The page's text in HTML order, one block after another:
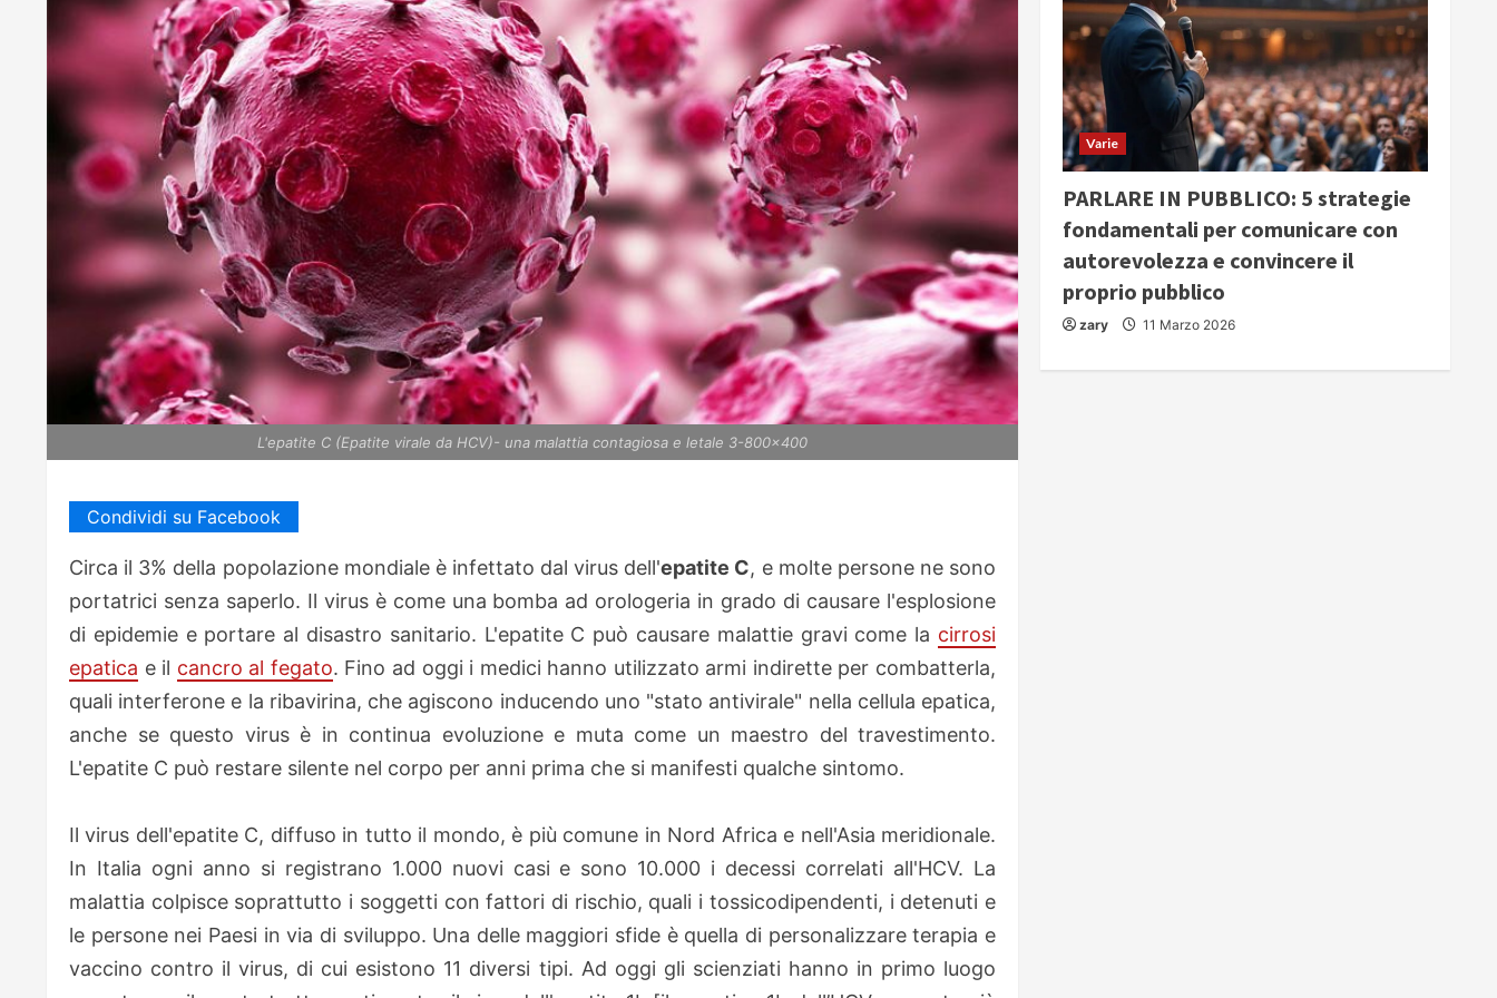
L'epatite C (Epatite virale da HCV)- una malattia contagiosa e letale 3-800x400
Condividi su Facebook
Circa il 3% della popolazione mondiale è infettato dal virus dell'epatite C, e molte persone ne sono
portatrici senza saperlo. Il virus è come una bomba ad orologeria in grado di causare l'esplosione
di epidemie e portare al disastro sanitario. L'epatite C può causare malattie gravi come la cirrosi
epatica e il cancro al fegato. Fino ad oggi i medici hanno utilizzato armi indirette per combatterla,
quali interferone e la ribavirina, che agiscono inducendo uno "stato antivirale" nella cellula epatica,
anche se questo virus è in continua evoluzione e muta come un maestro del travestimento.
L'epatite C può restare silente nel corpo per anni prima che si manifesti qualche sintomo.
Il virus dell'epatite C, diffuso in tutto il mondo, è più comune in Nord Africa e nell'Asia meridionale.
In Italia ogni anno si registrano 1.000 nuovi casi e sono 10.000 i decessi correlati all'HCV. La
malattia colpisce soprattutto i soggetti con fattori di rischio, quali i tossicodipendenti, i detenuti e
le persone nei Paesi in via di sviluppo. Una delle maggiori sfide è quella di personalizzare terapia e
vaccino contro il virus, di cui esistono 11 diversi tipi. Ad oggi gli scienziati hanno in primo luogo
Varie
PARLARE IN PUBBLICO: 5 strategie
fondamentali per comunicare con
autorevolezza e convincere il
proprio pubblico
zary 11 Marzo 2026